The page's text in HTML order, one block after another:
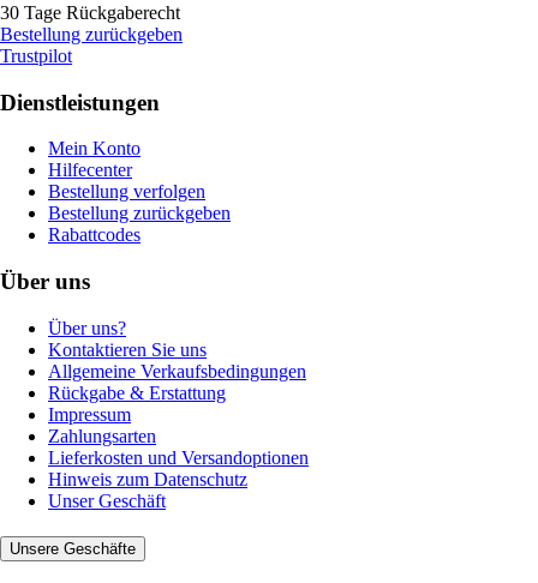
30 Tage Rückgaberecht
Bestellung zurückgeben
Trustpilot
Dienstleistungen
Mein Konto
Hilfecenter
Bestellung verfolgen
Bestellung zurückgeben
Rabattcodes
Über uns
Über uns?
Kontaktieren Sie uns
Allgemeine Verkaufsbedingungen
Rückgabe & Erstattung
Impressum
Zahlungsarten
Lieferkosten und Versandoptionen
Hinweis zum Datenschutz
Unser Geschäft
Unsere Geschäfte